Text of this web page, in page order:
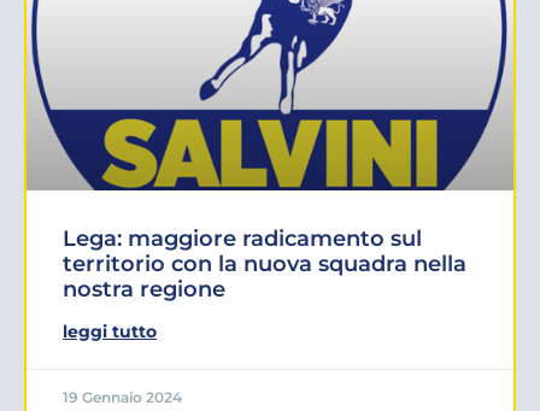
Lega: maggiore radicamento sul
territorio con la nuova squadra nella
nostra regione
leggi tutto
19 Gennaio 2024